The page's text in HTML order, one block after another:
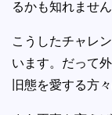
るかも知れませ
こうしたチャレ
います。だって
旧態を愛する方